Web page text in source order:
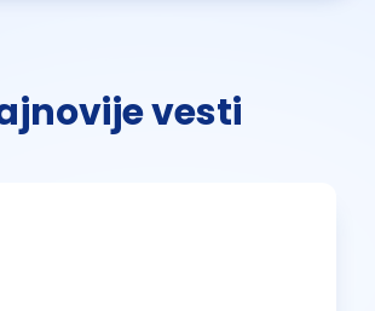
vesti